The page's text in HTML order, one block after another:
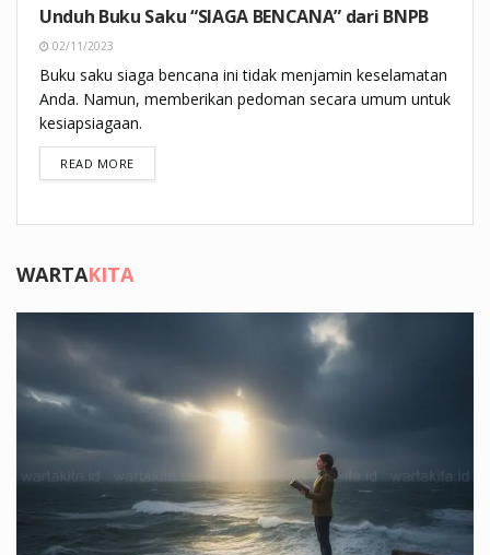
Unduh Buku Saku “SIAGA BENCANA” dari BNPB
02/11/2023
Buku saku siaga bencana ini tidak menjamin keselamatan
Anda. Namun, memberikan pedoman secara umum untuk
kesiapsiagaan.
READ MOREDETAILS
WARTAKITA